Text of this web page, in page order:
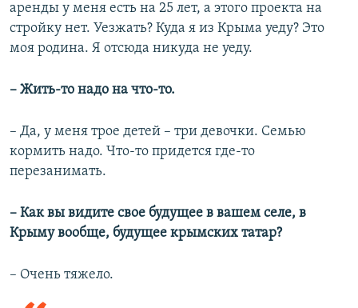
аренды у меня есть на 25 лет, а этого проекта на
стройку нет. Уезжать? Куда я из Крыма уеду? Это
моя родина. Я отсюда никуда не уеду.
– Жить-то надо на что-то.
– Да, у меня трое детей – три девочки. Семью
кормить надо. Что-то придется где-то
перезанимать.
– Как вы видите свое будущее в вашем селе, в
Крыму вообще, будущее крымских татар?
– Очень тяжело.